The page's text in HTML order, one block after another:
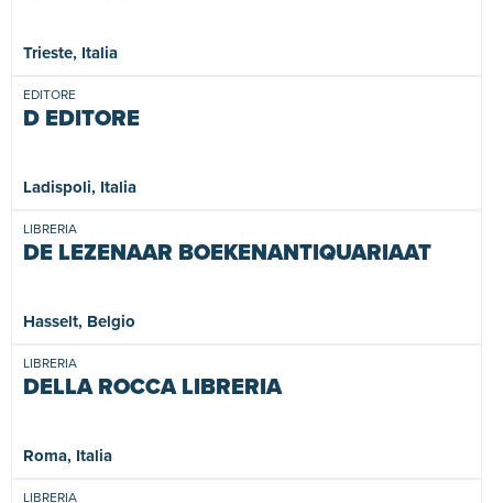
Trieste, Italia
D EDITORE
EDITORE
Ladispoli, Italia
DE LEZENAAR BOEKENANTIQUARIAAT
LIBRERIA
Hasselt, Belgio
DELLA ROCCA LIBRERIA
LIBRERIA
Roma, Italia
LIBRERIA